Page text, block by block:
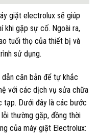
giặt electrolux sẽ giúp
khi gặp sự cố. Ngoài ra,
tuổi thọ của thiết bị và
sử dụng.
căn bản để tự khắc
với các dịch vụ sửa chữa
tạp. Dưới đây là các bước
thường gặp, đồng thời
của máy giặt Electrolux: